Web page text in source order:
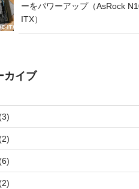
ーをパワーアップ（AsRock
ITX）
カイブ